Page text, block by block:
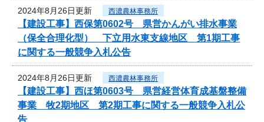
2024年8月26日更新 西濃農林事務所
【建設工事】西保第0602号 県営かんがい排水事業
（保全合理化型） 下立用水東支線地区 第1期工事
に関する一般競争入札公告
2024年8月26日更新 西濃農林事務所
【建設工事】西ほ第0603号 県営経営体育成基盤整備
事業 牧2期地区 第2期工事に関する一般競争入札公
告